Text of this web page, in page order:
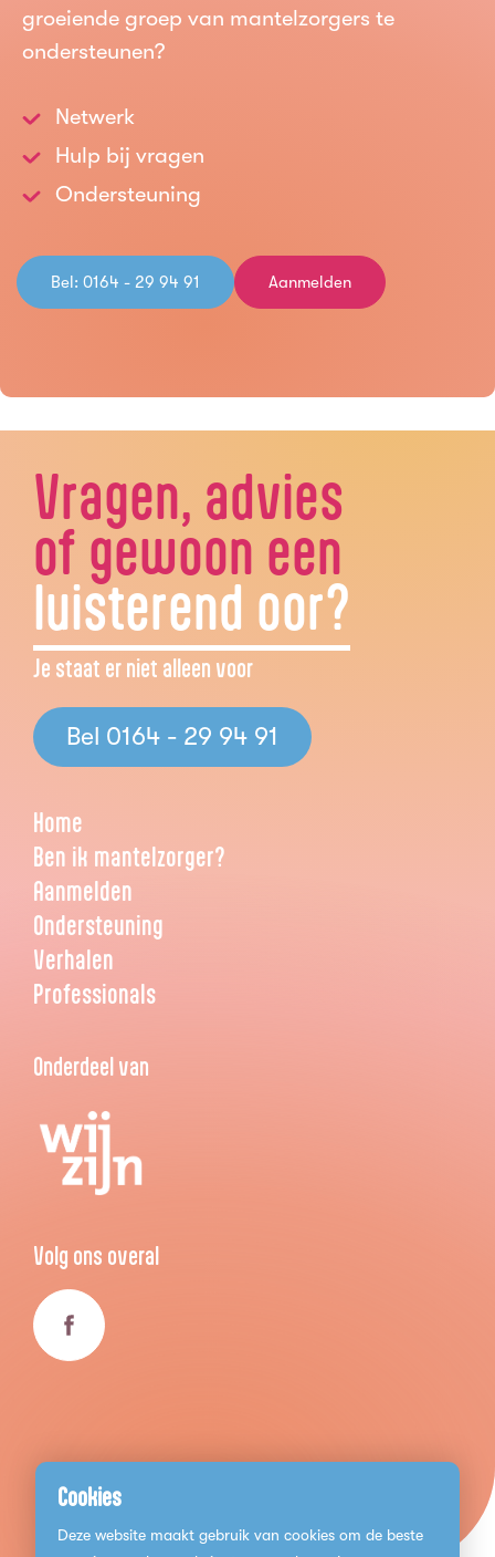
Cookies
Deze website maakt gebruik van cookies om de beste
groeiende groep van mantelzorgers te
ondersteunen?
Netwerk
Hulp bij vragen
Ondersteuning
Bel: 0164 - 29 94 91 Aanmelden
Vragen, advies
of gewoon een
luisterend oor?
Je staat er niet alleen voor
Bel 0164 - 29 94 91
Home
Ben ik mantelzorger?
Aanmelden
Ondersteuning
Verhalen
Professionals
Onderdeel van
Volg ons overal